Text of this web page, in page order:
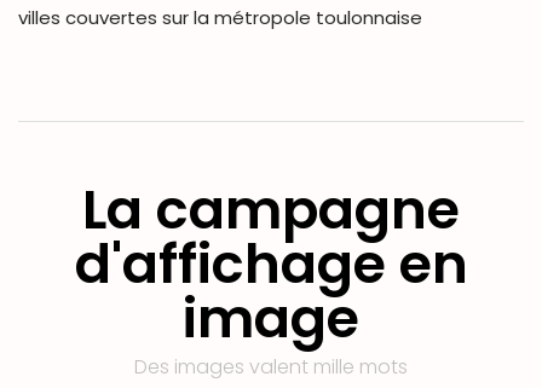
villes couvertes sur la métropole toulonnaise
La campagne
d'affichage en
image
Des images valent mille mots